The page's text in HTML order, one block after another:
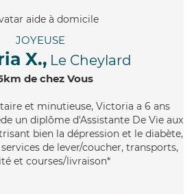
JOYEUSE
X., Le Cheylard
de chez Vous
et minutieuse, Victoria a 6 ans
un diplôme d'Assistante De Vie aux
bien la dépression et le diabète,
de lever/coucher, transports,
et courses/livraison*